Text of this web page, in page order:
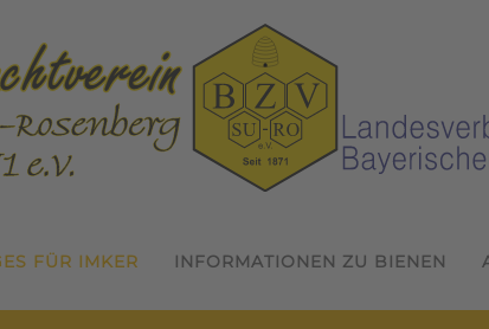
FÜR IMKER INFORMATIONEN ZU BIENEN